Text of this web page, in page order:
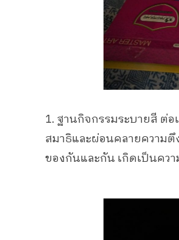
1. ฐานกิจกรรมระบายสี ต่อ
สมาธิและผ่อนคลายความตึ
ของกันและกัน เกิดเป็นคว